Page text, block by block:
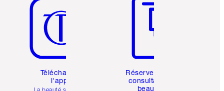
Téléchargez
l'appli
Réservez une
consultation
beauté